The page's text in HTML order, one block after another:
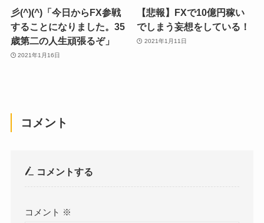
彡(^)(^)「今日からFX参戦
することになりました。35
歳第二の人生頑張るぞ」
2021年1月16日
【悲報】FXで10億円稼い
でしまう妄想をしている！
2021年1月11日
コメント
コメントする
コメント ※